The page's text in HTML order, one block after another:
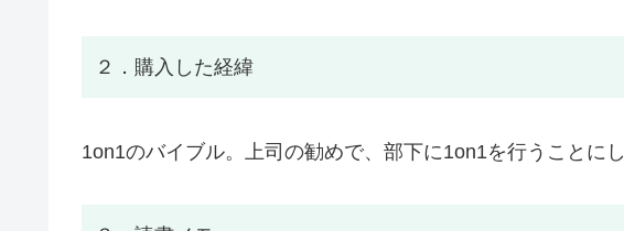
２．購入した経緯
1on1のバイブル。上司の勧めで、部下に1on1を行うことに